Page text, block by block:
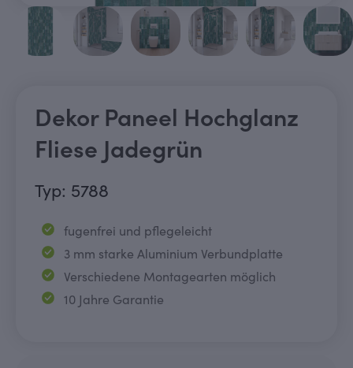
Dekor Paneel Hochglanz
Fliese Jadegrün
Typ: 5788
fugenfrei und pflegeleicht
3 mm starke Aluminium Verbundplatte
Verschiedene Montagearten möglich
10 Jahre Garantie